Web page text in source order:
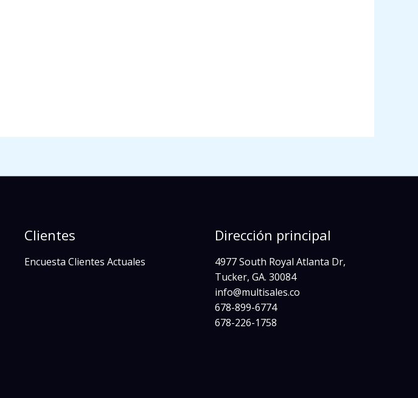
Clientes
Encuesta Clientes Actuales
Dirección principal
4977 South Royal Atlanta Dr,
Tucker, GA. 30084
info@multisales.co​
678-899-6774
678-226-1758